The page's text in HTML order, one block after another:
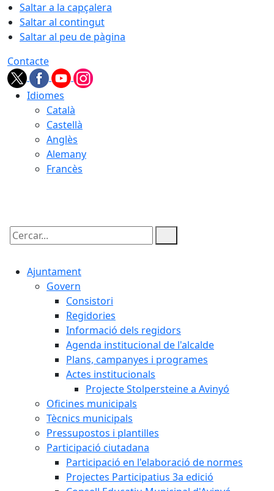
Saltar a la capçalera
Saltar al contingut
Saltar al peu de pàgina
Contacte
Idiomes
Català
Castellà
Anglès
Alemany
Francès
Cercar:
Ajuntament
Govern
Consistori
Regidories
Informació dels regidors
Agenda institucional de l'alcalde
Plans, campanyes i programes
Actes institucionals
Projecte Stolpersteine a Avinyó
Oficines municipals
Tècnics municipals
Pressupostos i plantilles
Participació ciutadana
Participació en l'elaboració de normes
Projectes Participatius 3a edició